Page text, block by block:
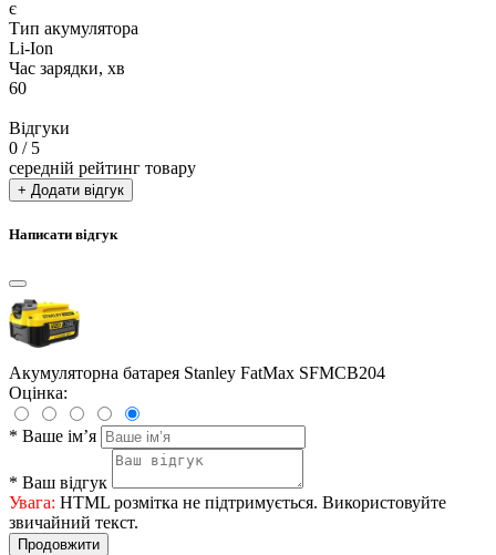
є
Тип акумулятора
Li-Ion
Час зарядки, хв
60
Відгуки
0 / 5
середній рейтинг товару
+ Додати відгук
Написати відгук
Акумуляторна батарея Stanley FatMax SFMCB204
Оцінка:
* Ваше ім’я
* Ваш відгук
Увага: HTML розмітка не підтримується. Використовуйте
звичайний текст.
Продовжити